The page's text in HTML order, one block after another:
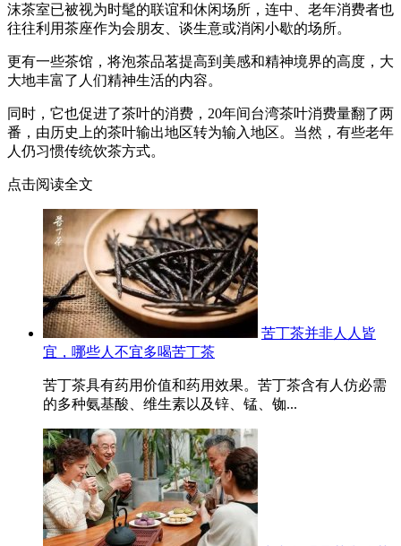
沫茶室已被视为时髦的联谊和休闲场所，连中、老年消费者也
往往利用茶座作为会朋友、谈生意或消闲小歇的场所。
更有一些茶馆，将泡茶品茗提高到美感和精神境界的高度，大
大地丰富了人们精神生活的内容。
同时，它也促进了茶叶的消费，20年间台湾茶叶消费量翻了两
番，由历史上的茶叶输出地区转为输入地区。当然，有些老年
人仍习惯传统饮茶方式。
点击阅读全文
苦丁茶并非人人皆
宜，哪些人不宜多喝苦丁茶
苦丁茶具有药用价值和药用效果。苦丁茶含有人仿必需
的多种氨基酸、维生素以及锌、锰、铷...